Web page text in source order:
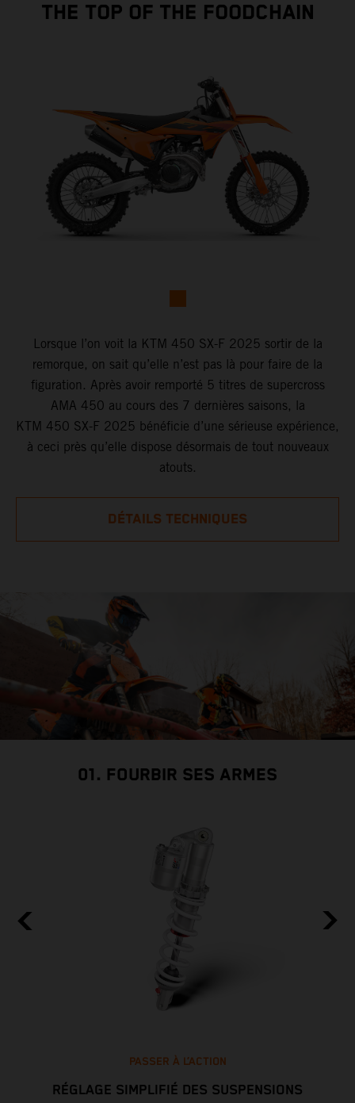
THE TOP OF THE FOODCHAIN
Lorsque l’on voit la KTM 450 SX-F 2025 sortir de la
remorque, on sait qu’elle n’est pas là pour faire de la
figuration. Après avoir remporté 5 titres de supercross
AMA 450 au cours des 7 dernières saisons, la
KTM 450 SX-F 2025 bénéficie d’une sérieuse expérience,
à ceci près qu’elle dispose désormais de tout nouveaux
atouts.
DÉTAILS TECHNIQUES
01. FOURBIR SES ARMES
PASSER À L’ACTION
RÉGLAGE SIMPLIFIÉ DES SUSPENSIONS